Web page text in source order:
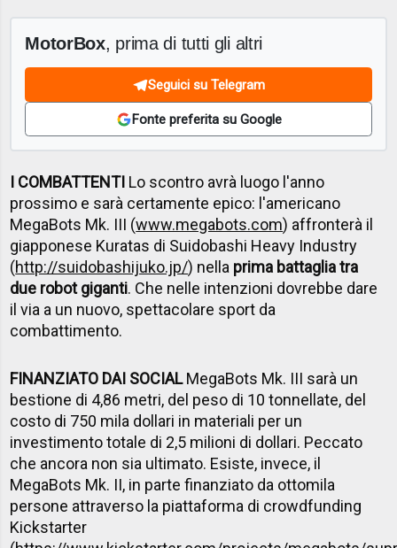
MotorBox, prima di tutti gli altri
Seguici su Telegram
Fonte preferita su Google
I COMBATTENTI Lo scontro avrà luogo l'anno
prossimo e sarà certamente epico: l'americano
MegaBots Mk. III (www.megabots.com) affronterà il
giapponese Kuratas di Suidobashi Heavy Industry
(http://suidobashijuko.jp/) nella prima battaglia tra
due robot giganti. Che nelle intenzioni dovrebbe dare
il via a un nuovo, spettacolare sport da
combattimento.
FINANZIATO DAI SOCIALMegaBots Mk. III sarà un
bestione di 4,86 metri, del peso di 10 tonnellate, del
costo di 750 mila dollari in materiali per un
investimento totale di 2,5 milioni di dollari. Peccato
che ancora non sia ultimato. Esiste, invece, il
MegaBots Mk. II, in parte finanziato da ottomila
persone attraverso la piattaforma di crowdfunding
Kickstarter